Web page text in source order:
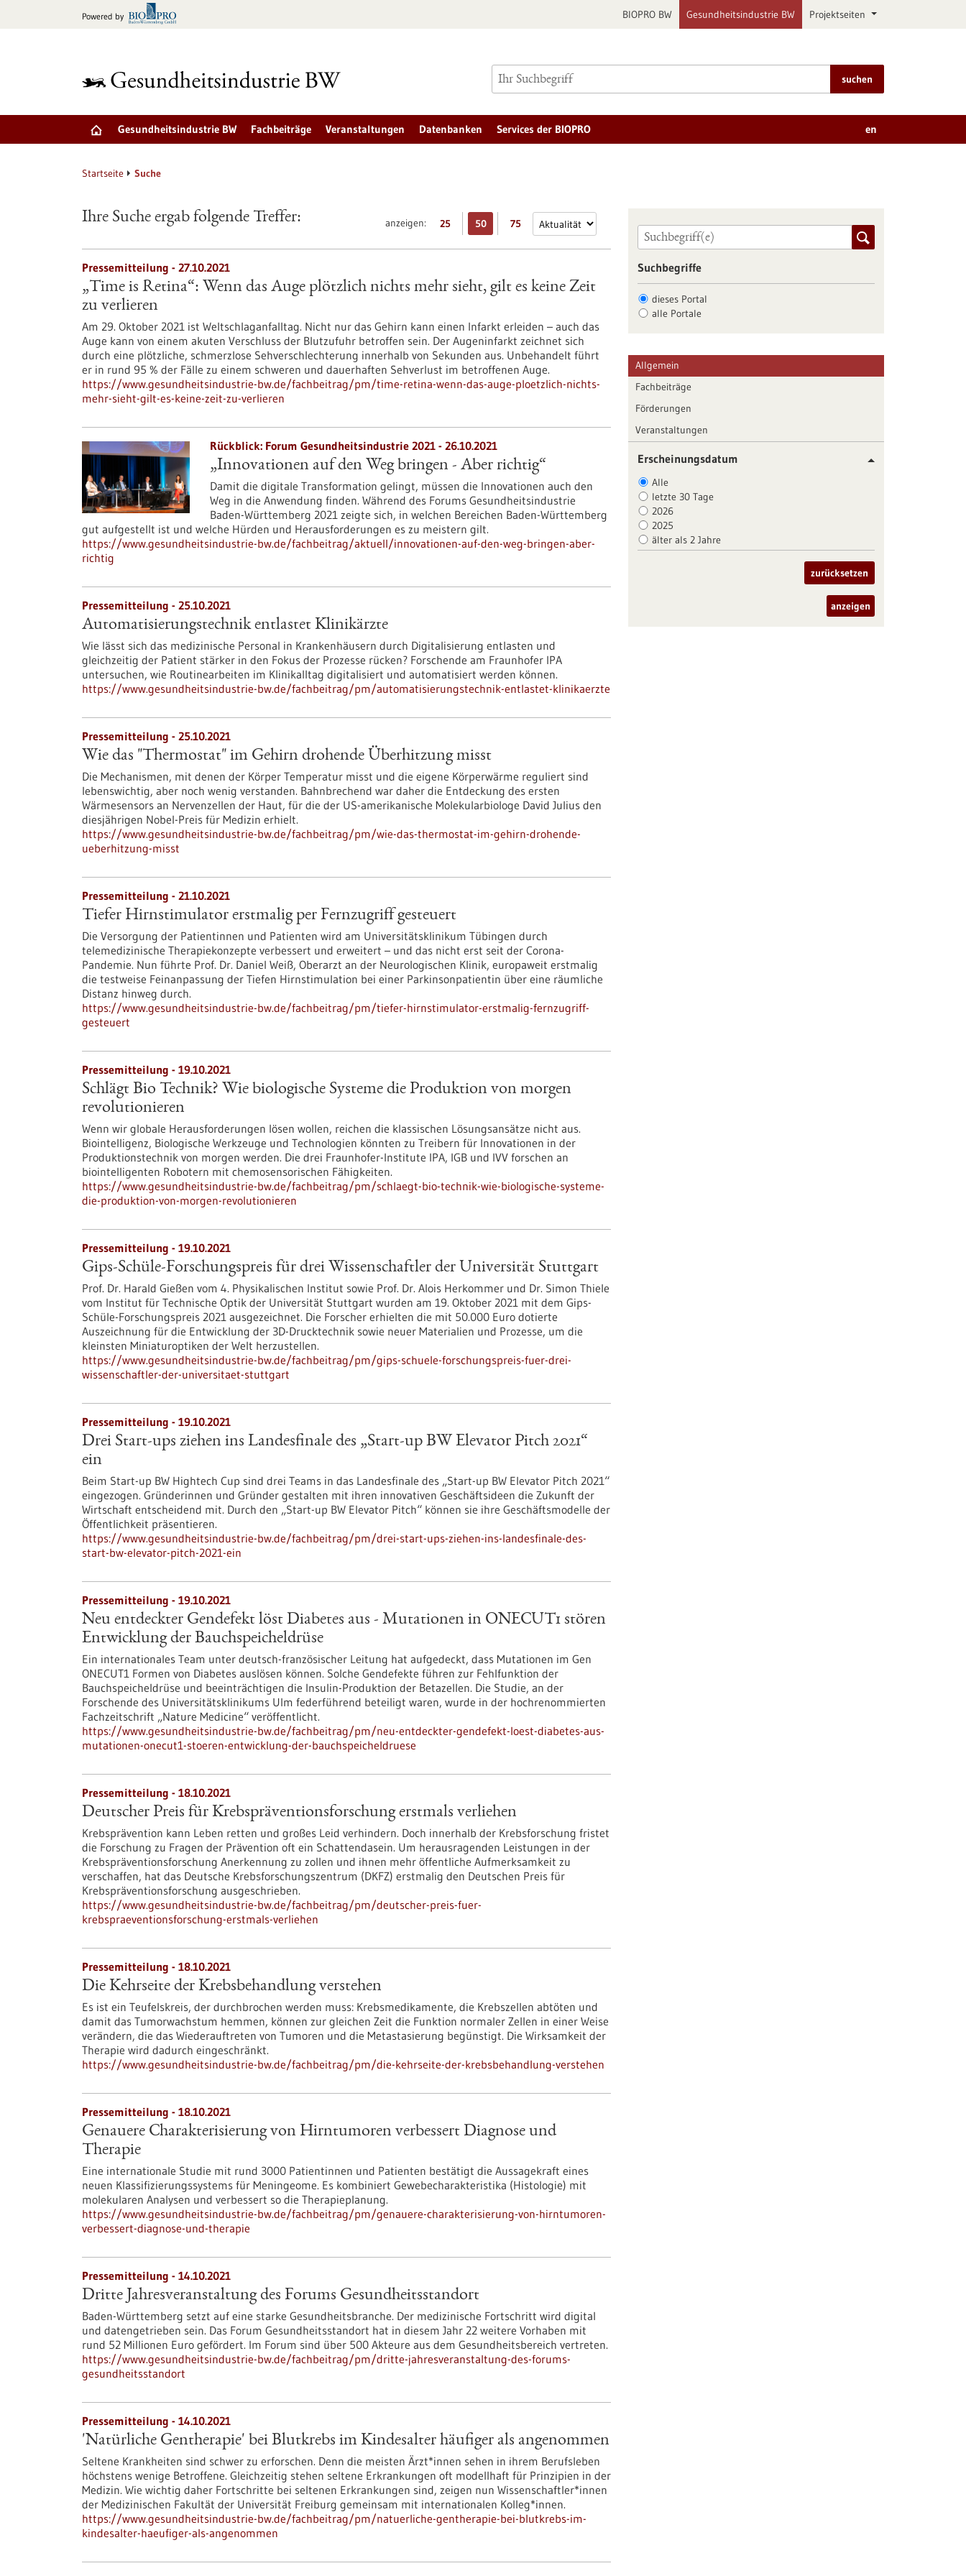
Powered by BIOPRO BW Gesundheitsindustrie BW Projektseiten
suchen
Gesundheitsindustrie BW Fachbeiträge Veranstaltungen Datenbanken Services der BIOPRO en
Startseite Suche
anzeigen: 25 50 75
Ihre Suche ergab folgende Treffer:
Pressemitteilung - 27.10.2021
„Time is Retina“: Wenn das Auge plötzlich nichts mehr sieht, gilt es keine Zeit
zu verlieren
Am 29. Oktober 2021 ist Weltschlaganfalltag. Nicht nur das Gehirn kann einen Infarkt erleiden – auch das
Auge kann von einem akuten Verschluss der Blutzufuhr betroffen sein. Der Augeninfarkt zeichnet sich
durch eine plötzliche, schmerzlose Sehverschlechterung innerhalb von Sekunden aus. Unbehandelt führt
er in rund 95 % der Fälle zu einem schweren und dauerhaften Sehverlust im betroffenen Auge.
https://www.gesundheitsindustrie-bw.de/fachbeitrag/pm/time-retina-wenn-das-auge-ploetzlich-nichts-
mehr-sieht-gilt-es-keine-zeit-zu-verlieren
Rückblick: Forum Gesundheitsindustrie 2021 - 26.10.2021
„Innovationen auf den Weg bringen - Aber richtig“
Damit die digitale Transformation gelingt, müssen die Innovationen auch den
Weg in die Anwendung finden. Während des Forums Gesundheitsindustrie
Baden-Württemberg 2021 zeigte sich, in welchen Bereichen Baden-Württemberg
gut aufgestellt ist und welche Hürden und Herausforderungen es zu meistern gilt.
https://www.gesundheitsindustrie-bw.de/fachbeitrag/aktuell/innovationen-auf-den-weg-bringen-aber-
richtig
Pressemitteilung - 25.10.2021
Automatisierungstechnik entlastet Klinikärzte
Wie lässt sich das medizinische Personal in Krankenhäusern durch Digitalisierung entlasten und
gleichzeitig der Patient stärker in den Fokus der Prozesse rücken? Forschende am Fraunhofer IPA
untersuchen, wie Routinearbeiten im Klinikalltag digitalisiert und automatisiert werden können.
https://www.gesundheitsindustrie-bw.de/fachbeitrag/pm/automatisierungstechnik-entlastet-klinikaerzte
Pressemitteilung - 25.10.2021
Wie das "Thermostat" im Gehirn drohende Überhitzung misst
Die Mechanismen, mit denen der Körper Temperatur misst und die eigene Körperwärme reguliert sind
lebenswichtig, aber noch wenig verstanden. Bahnbrechend war daher die Entdeckung des ersten
Wärmesensors an Nervenzellen der Haut, für die der US-amerikanische Molekularbiologe David Julius den
diesjährigen Nobel-Preis für Medizin erhielt.
https://www.gesundheitsindustrie-bw.de/fachbeitrag/pm/wie-das-thermostat-im-gehirn-drohende-
ueberhitzung-misst
Pressemitteilung - 21.10.2021
Tiefer Hirnstimulator erstmalig per Fernzugriff gesteuert
Die Versorgung der Patientinnen und Patienten wird am Universitätsklinikum Tübingen durch
telemedizinische Therapiekonzepte verbessert und erweitert – und das nicht erst seit der Corona-
Pandemie. Nun führte Prof. Dr. Daniel Weiß, Oberarzt an der Neurologischen Klinik, europaweit erstmalig
die testweise Feinanpassung der Tiefen Hirnstimulation bei einer Parkinsonpatientin über eine räumliche
Distanz hinweg durch.
https://www.gesundheitsindustrie-bw.de/fachbeitrag/pm/tiefer-hirnstimulator-erstmalig-fernzugriff-
gesteuert
Pressemitteilung - 19.10.2021
Schlägt Bio Technik? Wie biologische Systeme die Produktion von morgen
revolutionieren
Wenn wir globale Herausforderungen lösen wollen, reichen die klassischen Lösungsansätze nicht aus.
Biointelligenz, Biologische Werkzeuge und Technologien könnten zu Treibern für Innovationen in der
Produktionstechnik von morgen werden. Die drei Fraunhofer-Institute IPA, IGB und IVV forschen an
biointelligenten Robotern mit chemosensorischen Fähigkeiten.
https://www.gesundheitsindustrie-bw.de/fachbeitrag/pm/schlaegt-bio-technik-wie-biologische-systeme-
die-produktion-von-morgen-revolutionieren
Pressemitteilung - 19.10.2021
Gips-Schüle-Forschungspreis für drei Wissenschaftler der Universität Stuttgart
Prof. Dr. Harald Gießen vom 4. Physikalischen Institut sowie Prof. Dr. Alois Herkommer und Dr. Simon Thiele
vom Institut für Technische Optik der Universität Stuttgart wurden am 19. Oktober 2021 mit dem Gips-
Schüle-Forschungspreis 2021 ausgezeichnet. Die Forscher erhielten die mit 50.000 Euro dotierte
Auszeichnung für die Entwicklung der 3D-Drucktechnik sowie neuer Materialien und Prozesse, um die
kleinsten Miniaturoptiken der Welt herzustellen.
https://www.gesundheitsindustrie-bw.de/fachbeitrag/pm/gips-schuele-forschungspreis-fuer-drei-
wissenschaftler-der-universitaet-stuttgart
Pressemitteilung - 19.10.2021
Drei Start-ups ziehen ins Landesfinale des „Start-up BW Elevator Pitch 2021“
ein
Beim Start-up BW Hightech Cup sind drei Teams in das Landesfinale des „Start-up BW Elevator Pitch 2021“
eingezogen. Gründerinnen und Gründer gestalten mit ihren innovativen Geschäftsideen die Zukunft der
Wirtschaft entscheidend mit. Durch den „Start-up BW Elevator Pitch“ können sie ihre Geschäftsmodelle der
Öffentlichkeit präsentieren.
https://www.gesundheitsindustrie-bw.de/fachbeitrag/pm/drei-start-ups-ziehen-ins-landesfinale-des-
start-bw-elevator-pitch-2021-ein
Pressemitteilung - 19.10.2021
Neu entdeckter Gendefekt löst Diabetes aus - Mutationen in ONECUT1 stören
Entwicklung der Bauchspeicheldrüse
Ein internationales Team unter deutsch-französischer Leitung hat aufgedeckt, dass Mutationen im Gen
ONECUT1 Formen von Diabetes auslösen können. Solche Gendefekte führen zur Fehlfunktion der
Bauchspeicheldrüse und beeinträchtigen die Insulin-Produktion der Betazellen. Die Studie, an der
Forschende des Universitätsklinikums Ulm federführend beteiligt waren, wurde in der hochrenommierten
Fachzeitschrift „Nature Medicine“ veröffentlicht.
https://www.gesundheitsindustrie-bw.de/fachbeitrag/pm/neu-entdeckter-gendefekt-loest-diabetes-aus-
mutationen-onecut1-stoeren-entwicklung-der-bauchspeicheldruese
Pressemitteilung - 18.10.2021
Deutscher Preis für Krebspräventionsforschung erstmals verliehen
Krebsprävention kann Leben retten und großes Leid verhindern. Doch innerhalb der Krebsforschung fristet
die Forschung zu Fragen der Prävention oft ein Schattendasein. Um herausragenden Leistungen in der
Krebspräventionsforschung Anerkennung zu zollen und ihnen mehr öffentliche Aufmerksamkeit zu
verschaffen, hat das Deutsche Krebsforschungszentrum (DKFZ) erstmalig den Deutschen Preis für
Krebspräventionsforschung ausgeschrieben.
https://www.gesundheitsindustrie-bw.de/fachbeitrag/pm/deutscher-preis-fuer-
krebspraeventionsforschung-erstmals-verliehen
Pressemitteilung - 18.10.2021
Die Kehrseite der Krebsbehandlung verstehen
Es ist ein Teufelskreis, der durchbrochen werden muss: Krebsmedikamente, die Krebszellen abtöten und
damit das Tumorwachstum hemmen, können zur gleichen Zeit die Funktion normaler Zellen in einer Weise
verändern, die das Wiederauftreten von Tumoren und die Metastasierung begünstigt. Die Wirksamkeit der
Therapie wird dadurch eingeschränkt.
https://www.gesundheitsindustrie-bw.de/fachbeitrag/pm/die-kehrseite-der-krebsbehandlung-verstehen
Pressemitteilung - 18.10.2021
Genauere Charakterisierung von Hirntumoren verbessert Diagnose und
Therapie
Eine internationale Studie mit rund 3000 Patientinnen und Patienten bestätigt die Aussagekraft eines
neuen Klassifizierungssystems für Meningeome. Es kombiniert Gewebecharakteristika (Histologie) mit
molekularen Analysen und verbessert so die Therapieplanung.
https://www.gesundheitsindustrie-bw.de/fachbeitrag/pm/genauere-charakterisierung-von-hirntumoren-
verbessert-diagnose-und-therapie
Pressemitteilung - 14.10.2021
Dritte Jahresveranstaltung des Forums Gesundheitsstandort
Baden-Württemberg setzt auf eine starke Gesundheitsbranche. Der medizinische Fortschritt wird digital
und datengetrieben sein. Das Forum Gesundheitsstandort hat in diesem Jahr 22 weitere Vorhaben mit
rund 52 Millionen Euro gefördert. Im Forum sind über 500 Akteure aus dem Gesundheitsbereich vertreten.
https://www.gesundheitsindustrie-bw.de/fachbeitrag/pm/dritte-jahresveranstaltung-des-forums-
gesundheitsstandort
Pressemitteilung - 14.10.2021
'Natürliche Gentherapie' bei Blutkrebs im Kindesalter häufiger als angenommen
Seltene Krankheiten sind schwer zu erforschen. Denn die meisten Ärzt*innen sehen in ihrem Berufsleben
höchstens wenige Betroffene. Gleichzeitig stehen seltene Erkrankungen oft modellhaft für Prinzipien in der
Medizin. Wie wichtig daher Fortschritte bei seltenen Erkrankungen sind, zeigen nun Wissenschaftler*innen
der Medizinischen Fakultät der Universität Freiburg gemeinsam mit internationalen Kolleg*innen.
https://www.gesundheitsindustrie-bw.de/fachbeitrag/pm/natuerliche-gentherapie-bei-blutkrebs-im-
kindesalter-haeufiger-als-angenommen
Suchbegriffe
dieses Portal
alle Portale
Allgemein
Fachbeiträge
Förderungen
Veranstaltungen
Erscheinungsdatum
Alle
letzte 30 Tage
2026
2025
älter als 2 Jahre
zurücksetzen
anzeigen